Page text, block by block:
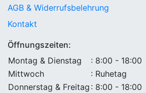
AGB & Widerrufsbelehrung
Kontakt
Öffnungszeiten:
Montag & Dienstag
: 8:00 - 18:00
Mittwoch
: Ruhetag
Donnerstag & Freitag : 8:00 - 18:00